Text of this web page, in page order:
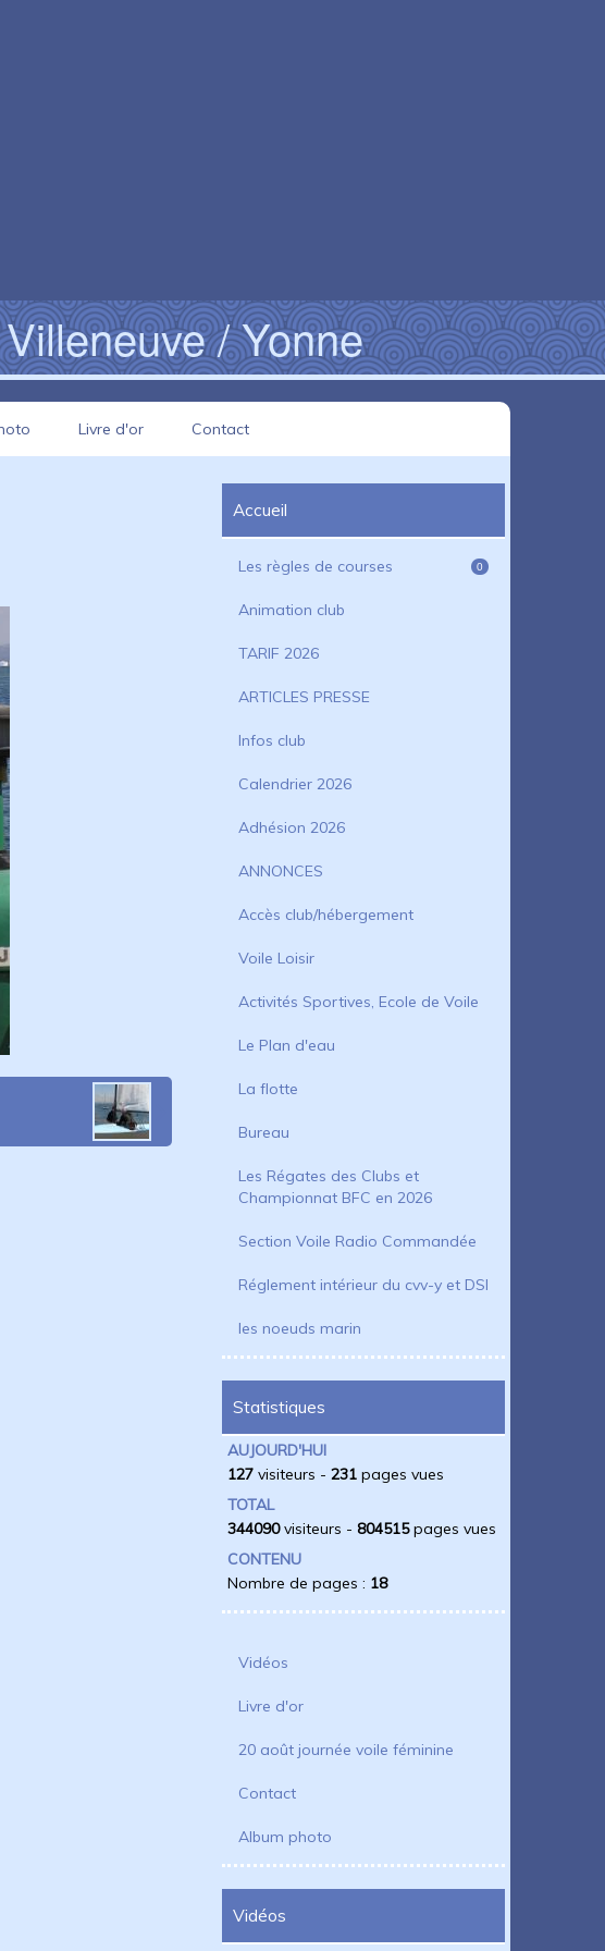
/ Yonne
Livre d'or Contact
Accueil
Les règles de courses 0
Animation club
TARIF 2026
ARTICLES PRESSE
Infos club
Calendrier 2026
Adhésion 2026
ANNONCES
Accès club/hébergement
Voile Loisir
Activités Sportives, Ecole de Voile
Le Plan d'eau
La flotte
Bureau
Les Régates des Clubs et
Championnat BFC en 2026
Section Voile Radio Commandée
Réglement intérieur du cvv-y et DSI
les noeuds marin
Statistiques
AUJOURD'HUI
127visiteurs - 231pages vues
TOTAL
344090visiteurs - 804515pages vues
CONTENU
Nombre de pages : 18
Vidéos
Livre d'or
20 août journée voile féminine
Contact
Album photo
Vidéos